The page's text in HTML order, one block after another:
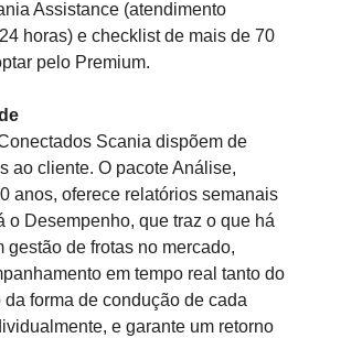
Assistance (atendimento
horas) e checklist de mais de 70
pelo Premium.
Scania dispõem de
ao cliente. O pacote Análise,
anos, oferece relatórios semanais
o Desempenho, que traz o que há
gestão de frotas no mercado,
em tempo real tanto do
forma de condução de cada
e garante um retorno